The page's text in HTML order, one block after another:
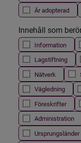
Är adopterad
Innehåll som
Information
Lagstiftning
Nätverk
Vägledning
Föreskrifter
Administration
Ursprungsländer